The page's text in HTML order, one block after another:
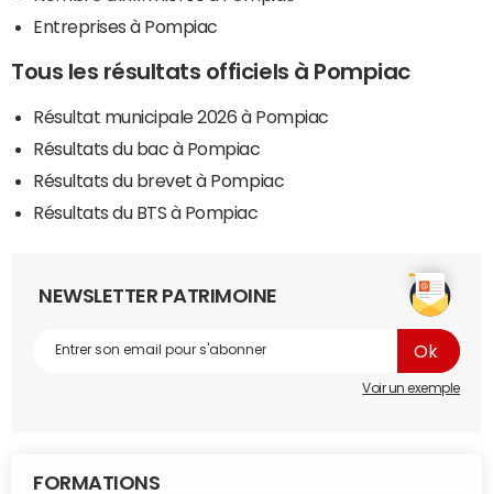
Entreprises à Pompiac
Tous les résultats officiels à Pompiac
Résultat municipale 2026 à Pompiac
Résultats du bac à Pompiac
Résultats du brevet à Pompiac
Résultats du BTS à Pompiac
NEWSLETTER PATRIMOINE
Voir un exemple
FORMATIONS